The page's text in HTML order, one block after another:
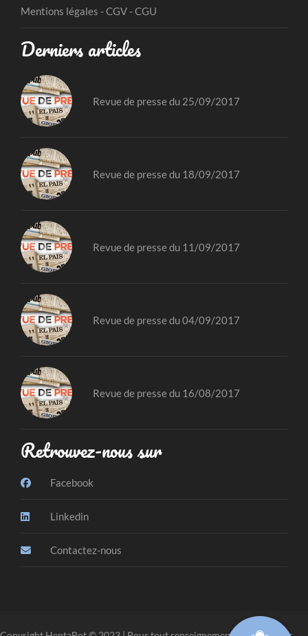
Mentions légales - CGV - CGU
Derniers articles
Revue de presse du 25/09/2017
Revue de presse du 18/09/2017
Revue de presse du 11/09/2017
Revue de presse du 04/09/2017
Revue de presse du 16/08/2017
Retrouvez-nous sur
Facebook
Linkedin
Contactez-nous